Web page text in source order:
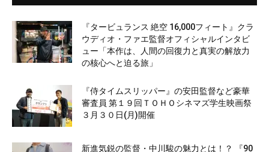
『タービュランス 絶空 16,000フィート』クラ
ウディオ・ファエ監督オフィシャルインタビ
ュー「本作は、人間の回復力と真実の解放力
の核心へと迫る旅」
『侍タイムスリッパー』の安田監督など豪華
審査員 第１９回ＴＯＨＯシネマズ学生映画祭
３月３０日(月)開催
新進気鋭の監督・中川駿の魅力とは！？ 『90